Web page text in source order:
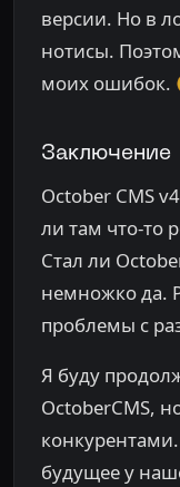
версии. Но в
нотисы.
моих ошибок.
Заключение
October CMS
ли там что-то
Стал ли
немножко да.
проблемы с
Я буду
OctoberCMS,
будущее у